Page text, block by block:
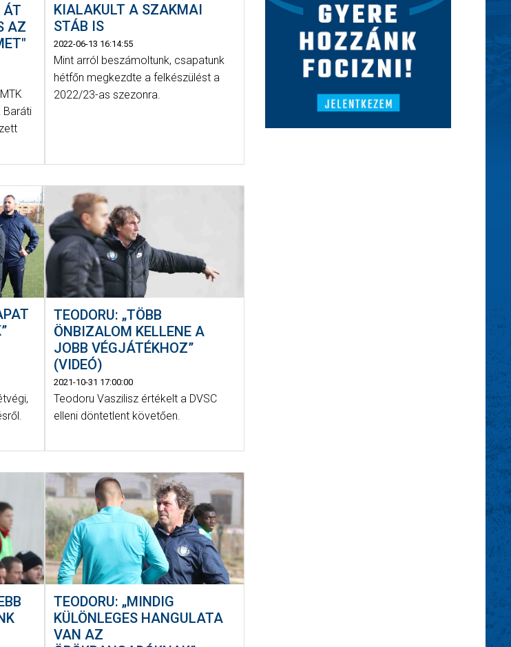
ÁT
AZ
Baráti
KIALAKULT A SZAKMAI
STÁB IS
2022-06-13 16:14:55
Mint arról beszámoltunk, csapatunk
hétfőn megkezdte a felkészülést a
2022/23-as szezonra.
TEODORU: „TÖBB
ÖNBIZALOM KELLENE A
JOBB VÉGJÁTÉKHOZ”
(VIDEÓ)
2021-10-31 17:00:00
Teodoru Vaszilisz értékelt a DVSC
elleni döntetlent követően.
TEODORU: „MINDIG
KÜLÖNLEGES HANGULATA
VAN AZ